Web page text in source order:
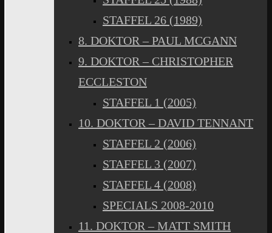
STAFFEL 26 (1989)
8. DOKTOR – PAUL MCGANN
9. DOKTOR – CHRISTOPHER
ECCLESTON
STAFFEL 1 (2005)
10. DOKTOR – DAVID TENNANT
STAFFEL 2 (2006)
STAFFEL 3 (2007)
STAFFEL 4 (2008)
SPECIALS 2008-2010
11. DOKTOR – MATT SMITH